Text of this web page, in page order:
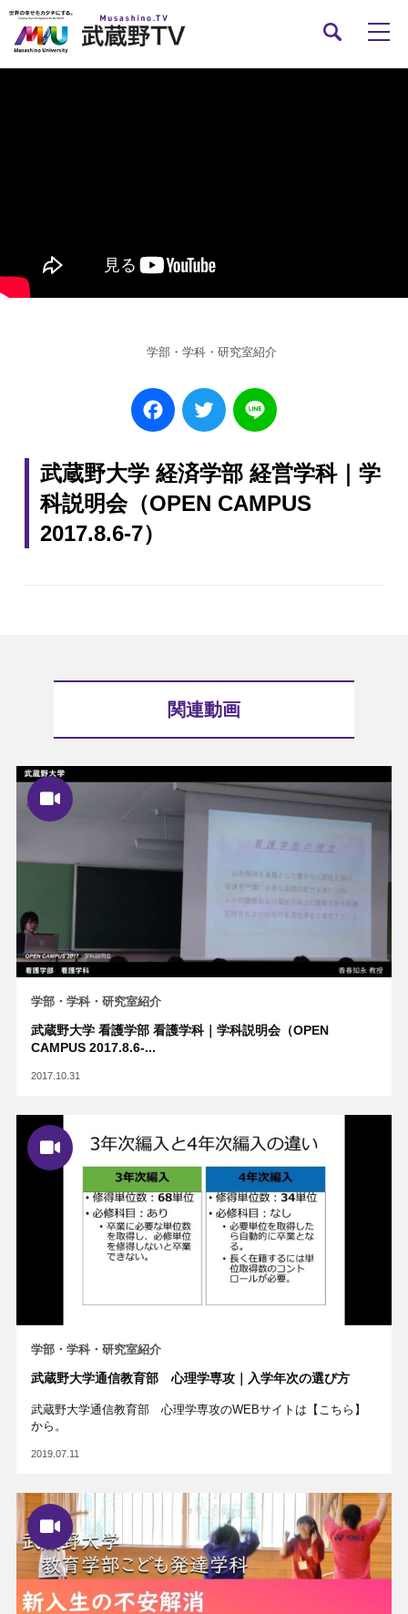
学部・学科・研究室紹介
Facebook
Twitter
武蔵野大学 経済学部 経営学科｜学
科説明会（OPEN CAMPUS
2017.8.6-7）
関連動画
学部・学科・研究室紹介
武蔵野大学 看護学部 看護学科｜学科説明会（OPEN
CAMPUS 2017.8.6-...
2017.10.31
学部・学科・研究室紹介
武蔵野大学通信教育部 心理学専攻｜入学年次の選び方
武蔵野大学通信教育部 心理学専攻のWEBサイトは【こちら】
から。
2019.07.11